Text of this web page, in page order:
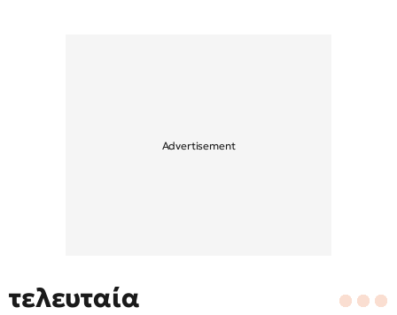
τελευταία